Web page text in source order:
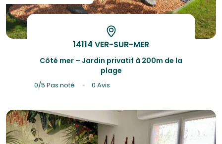
Côté mer – Jardin privatif à 200m de la
plage
14114 VER-SUR-MER
0/5Pas noté 0 Avis